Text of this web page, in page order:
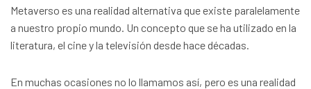
Metaverso es una realidad alternativa que existe paralelamente
a nuestro propio mundo. Un concepto que se ha utilizado en la
literatura, el cine y la televisión desde hace décadas.
En muchas ocasiones no lo llamamos así, pero es una realidad